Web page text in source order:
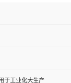
于工业化大生产